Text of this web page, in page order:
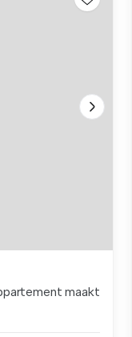
maakt